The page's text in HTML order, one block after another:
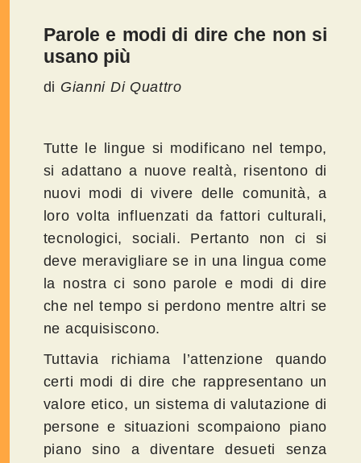
Parole e modi di dire che non si
usano più
di Gianni Di Quattro
Tutte le lingue si modificano nel tempo,
si adattano a nuove realtà, risentono di
nuovi modi di vivere delle comunità, a
loro volta influenzati da fattori culturali,
tecnologici, sociali. Pertanto non ci si
deve meravigliare se in una lingua come
la nostra ci sono parole e modi di dire
che nel tempo si perdono mentre altri se
ne acquisiscono.
Tuttavia richiama l’attenzione quando
certi modi di dire che rappresentano un
valore etico, un sistema di valutazione di
persone e situazioni scompaiono piano
piano sino a diventare desueti senza